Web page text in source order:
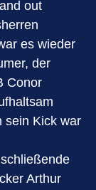
out
es wieder
der
Conor
sein Kick war
Arthur